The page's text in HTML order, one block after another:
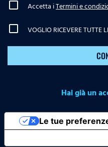
Accetta iTermini e
VOGLIO RICEVERE
Hai già un
Le tue